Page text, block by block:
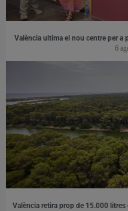
València ultima el nou centre per a
6
València retira prop de 15.000 litres